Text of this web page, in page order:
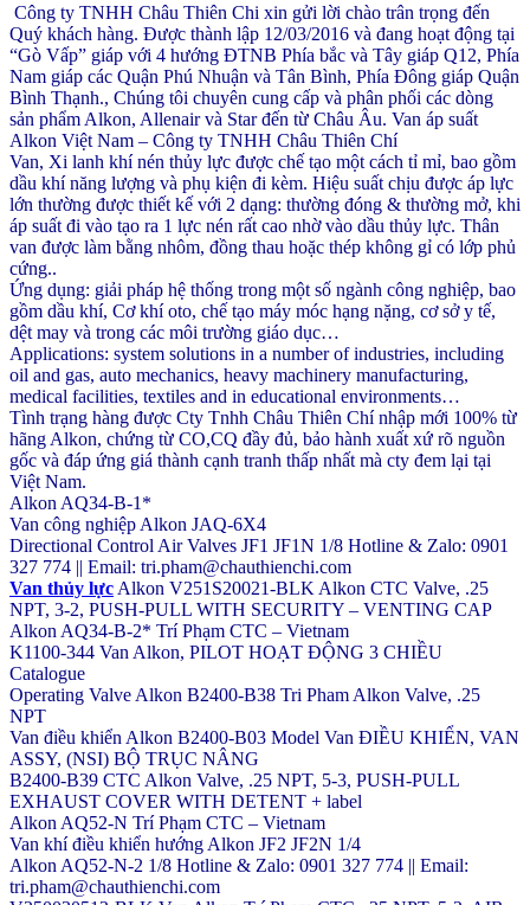
Công ty TNHH Châu Thiên Chi xin gửi lời chào trân trọng đến
Quý khách hàng. Được thành lập 12/03/2016 và đang hoạt động tại
“Gò Vấp” giáp với 4 hướng ĐTNB Phía bắc và Tây giáp Q12, Phía
Nam giáp các Quận Phú Nhuận và Tân Bình, Phía Đông giáp Quận
Bình Thạnh., Chúng tôi chuyên cung cấp và phân phối các dòng
sản phẩm Alkon, Allenair và Star đến từ Châu Âu. Van áp suất
Alkon Việt Nam – Công ty TNHH Châu Thiên Chí
Van, Xi lanh khí nén thủy lực được chế tạo một cách tỉ mỉ, bao gồm
dầu khí năng lượng và phụ kiện đi kèm. Hiệu suất chịu được áp lực
lớn thường được thiết kế với 2 dạng: thường đóng & thường mở, khi
áp suất đi vào tạo ra 1 lực nén rất cao nhờ vào dầu thủy lực. Thân
van được làm bằng nhôm, đồng thau hoặc thép không gỉ có lớp phủ
cứng..
Ứng dụng: giải pháp hệ thống trong một số ngành công nghiệp, bao
gồm dầu khí, Cơ khí oto, chế tạo máy móc hạng nặng, cơ sở y tế,
dệt may và trong các môi trường giáo dục…
Applications: system solutions in a number of industries, including
oil and gas, auto mechanics, heavy machinery manufacturing,
medical facilities, textiles and in educational environments…
Tình trạng hàng được Cty Tnhh Châu Thiên Chí nhập mới 100% từ
hãng Alkon, chứng từ CO,CQ đầy đủ, bảo hành xuất xứ rõ nguồn
gốc và đáp ứng giá thành cạnh tranh thấp nhất mà cty đem lại tại
Việt Nam.
Alkon AQ34-B-1*
Van công nghiệp Alkon JAQ-6X4
Directional Control Air Valves JF1 JF1N 1/8 Hotline & Zalo: 0901
327 774 || Email: tri.pham@chauthienchi.com
Van thủy lực Alkon V251S20021-BLK Alkon CTC Valve, .25
NPT, 3-2, PUSH-PULL WITH SECURITY – VENTING CAP
Alkon AQ34-B-2* Trí Phạm CTC – Vietnam
K1100-344 Van Alkon, PILOT HOẠT ĐỘNG 3 CHIỀU
Catalogue
Operating Valve Alkon B2400-B38 Tri Pham Alkon Valve, .25
NPT
Van điều khiển Alkon B2400-B03 Model Van ĐIỀU KHIỂN, VAN
ASSY, (NSI) BỘ TRỤC NÂNG
B2400-B39 CTC Alkon Valve, .25 NPT, 5-3, PUSH-PULL
EXHAUST COVER WITH DETENT + label
Alkon AQ52-N Trí Phạm CTC – Vietnam
Van khí điều khiển hướng Alkon JF2 JF2N 1/4
Alkon AQ52-N-2 1/8 Hotline & Zalo: 0901 327 774 || Email:
tri.pham@chauthienchi.com